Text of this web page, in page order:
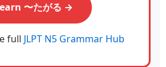
〜たがる →
full JLPT N5 Grammar Hub